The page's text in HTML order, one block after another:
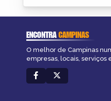
ENCONTRACAMPINAS
O melhor de Campinas
empresas, locais, serviços